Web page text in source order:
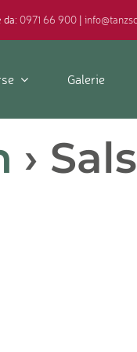
da: 0971 66 900 |
Galerie
›